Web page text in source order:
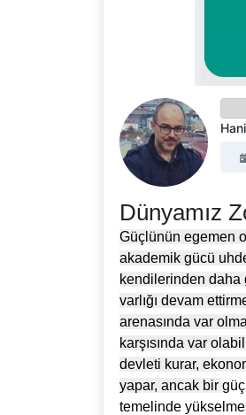
Dünyamız
Güçlünün egemen
akademik gücü
kendilerinden daha
varlığı devam
arenasında var
karşısında var
devleti kurar,
yapar, ancak bir
temelinde